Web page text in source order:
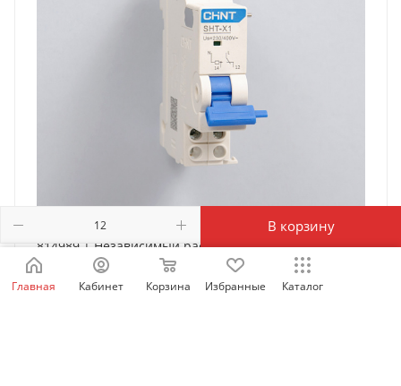
В корзину
814989 | Независимый расцепитель SHT-X1 AC
230/400В для NXB-63, Chint
Есть в наличии: 6406
Главная Кабинет Корзина Избранные Каталог